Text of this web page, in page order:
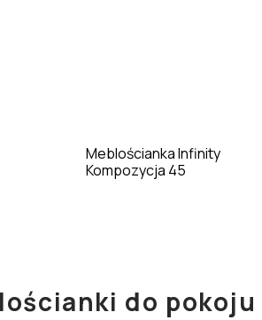
Meblościanka Infinity
Kompozycja 45
do pokoju